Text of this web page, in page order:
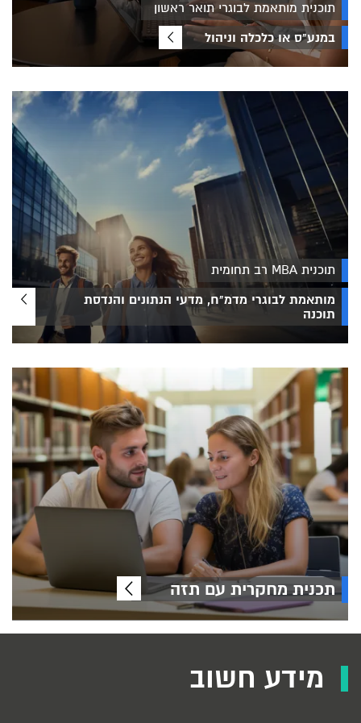
תוכנית מותאמת לבוגרי תואר ראשון
במנע"ס או כלכלה וניהול
תוכנית MBA רב תחומית
מותאמת לבוגרי מדמ"ח, מדעי הנתונים והנדסת
תוכנה
תכנית מחקרית עם תזה
מידע חשוב